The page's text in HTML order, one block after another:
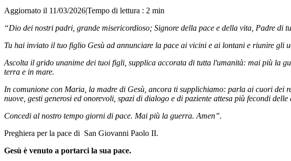
Aggiornato il 11/03/2026|Tempo di lettura : 2 min
“Dio dei nostri padri, grande misericordioso; Signore della pace e della vita, Padre
Tu hai inviato il tuo figlio Gesù ad annunciare la pace ai vicini e ai lontani e riunire gli
Ascolta il grido unanime dei tuoi figli, supplica accorata di tutta l'umanità: mai più la
terra e in mare.
In comunione con Maria, la madre di Gesù, ancora ti supplichiamo: parla ai cuori dei
nuove, gesti generosi ed onorevoli, spazi di dialogo e di paziente attesa più fecondi
Concedi al nostro tempo giorni di pace. Mai più la guerra. Amen”.
Preghiera per la pace di San Giovanni Paolo II.
Gesù è venuto a portarci la sua pace.